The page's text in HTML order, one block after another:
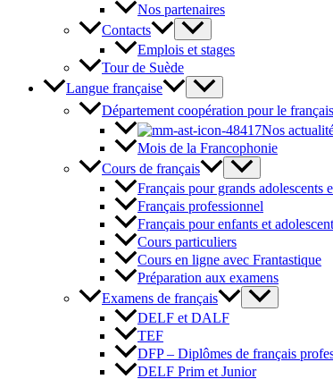
Nos partenaires
Contacts
Emplois et stages
Tour de Suède
Langue française
Département coopération pour le français
Nos
Mois de la Francophonie
Cours de français
Français pour grands adolescents
Français professionnel
Français pour enfants et
Cours particuliers
Cours en ligne avec Frantastique
Préparation aux examens
Examens de français
DELF et DALF
TEF
DFP – Diplômes de français
DELF Prim et Junior